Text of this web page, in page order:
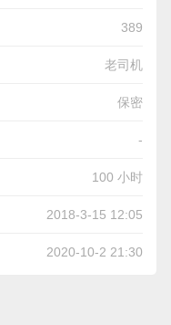
389
老司机
保密
-
100 小时
2018-3-15 12:05
2020-10-2 21:30